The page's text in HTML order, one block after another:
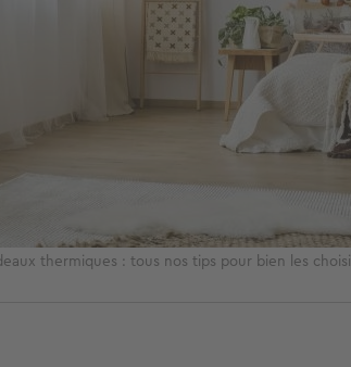
thermiques : tous nos tips pour bien les